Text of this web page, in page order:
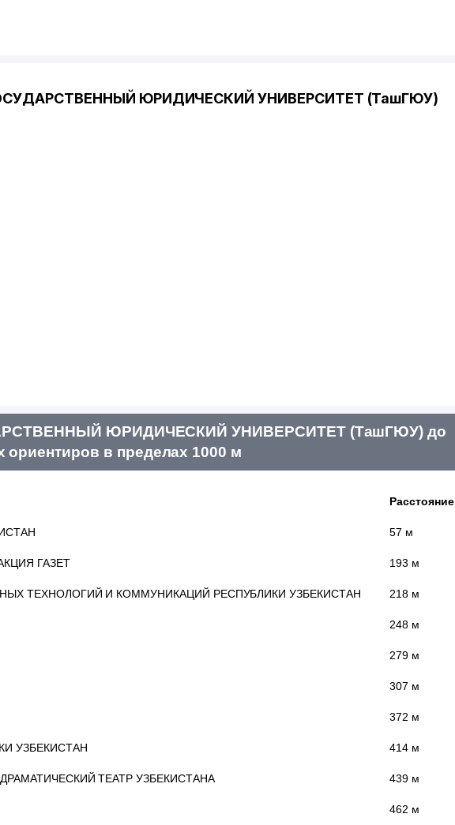
ЮРИДИЧЕСКИЙ УНИВЕРСИТЕТ (ТашГЮУ)
ЮРИДИЧЕСКИЙ УНИВЕРСИТЕТ (ТашГЮУ) до
ориентиров в пределах 1000 м
Расстояние
57 м
ГАЗЕТ 193 м
ТЕХНОЛОГИЙ И КОММУНИКАЦИЙ РЕСПУБЛИКИ УЗБЕКИСТАН 218 м
248 м
279 м
307 м
372 м
УЗБЕКИСТАН 414 м
ТЕАТР УЗБЕКИСТАНА 439 м
462 м